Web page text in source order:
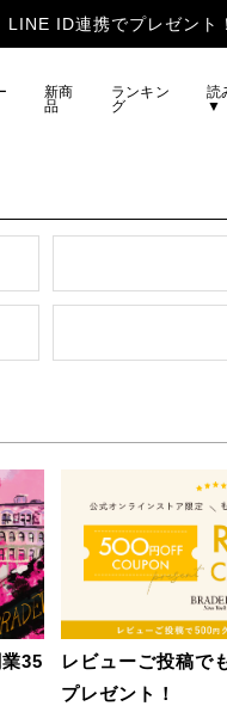
LINE ID連携でプレゼント！
新商
品
ランキン
グ
読
▼
35
レビューご投稿で
プレゼント！